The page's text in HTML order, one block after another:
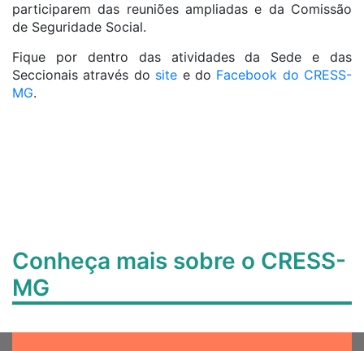
participarem das reuniões ampliadas e da Comissão
de Seguridade Social.
Fique por dentro das atividades da Sede e das
Seccionais através do site e do Facebook do CRESS-
MG.
Conheça mais sobre o CRESS-
MG